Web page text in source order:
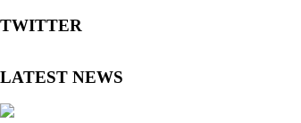
TWITTER
LATEST NEWS